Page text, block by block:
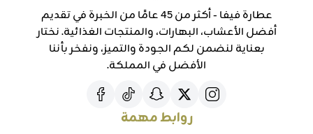
عطارة فيفا - أكثر من 45 عامًا من الخبرة في تقديم
أفضل الأعشاب، البهارات، والمنتجات الغذائية. نختار
بعناية لنضمن لكم الجودة والتميز، ونفخر بأننا
الأفضل في المملكة.
روابط مهمة